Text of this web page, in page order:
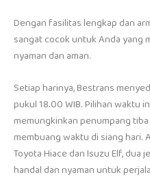
Dengan fasilitas lengkap dan
sangat cocok untuk Anda yang
nyaman dan aman.
Setiap harinya, Bestrans
pukul 18.00 WIB. Pilihan waktu
memungkinkan penumpang
membuang waktu di siang hari.
Toyota Hiace dan Isuzu Elf, dua
handal dan nyaman untuk